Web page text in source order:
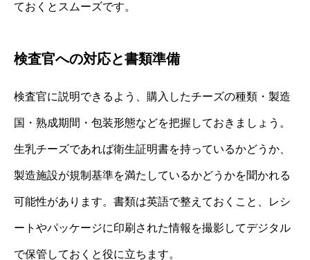
ておくとスムーズです。
検査官への対応と書類準備
検査官に説明できるよう、購入したチーズの種類・製造
国・熟成期間・包装形態などを把握しておきましょう。
生乳チーズであれば衛生証明書を持っているかどうか、
製造施設が規制基準を満たしているかどうかを聞かれる
可能性があります。書類は英語で整えておくこと、レシ
ートやパッケージに印刷された情報を撮影してデジタル
で保管しておくと役に立ちます。